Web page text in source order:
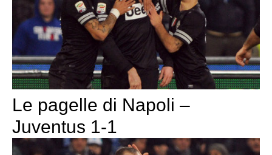
Le pagelle di Napoli –
Juventus 1-1